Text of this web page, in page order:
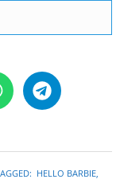
HELLO BARBIE,